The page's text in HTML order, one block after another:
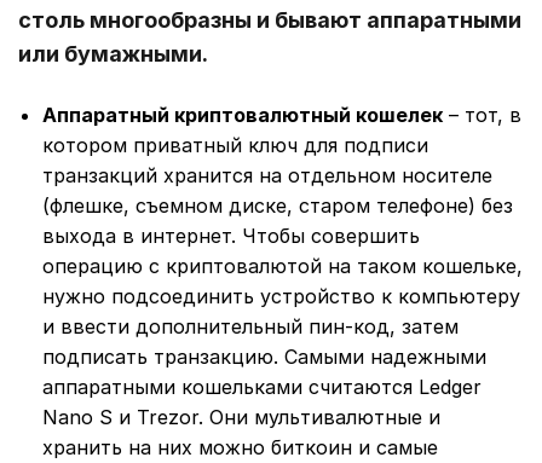
столь многообразны и бывают аппаратными
или бумажными.
Аппаратный криптовалютный кошелек – тот, в
котором приватный ключ для подписи
транзакций хранится на отдельном носителе
(флешке, съемном диске, старом телефоне) без
выхода в интернет. Чтобы совершить
операцию с криптовалютой на таком кошельке,
нужно подсоединить устройство к компьютеру
и ввести дополнительный пин-код, затем
подписать транзакцию. Самыми надежными
аппаратными кошельками считаются Ledger
Nano S и Trezor. Они мультивалютные и
хранить на них можно биткоин и самые